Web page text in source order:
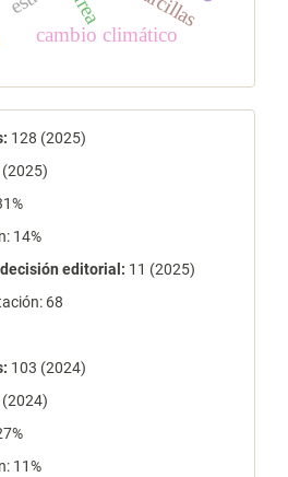
cambio climático
128 (2025)
(2025)
14%
editorial: 11 (2025)
68
103 (2024)
(2024)
11%